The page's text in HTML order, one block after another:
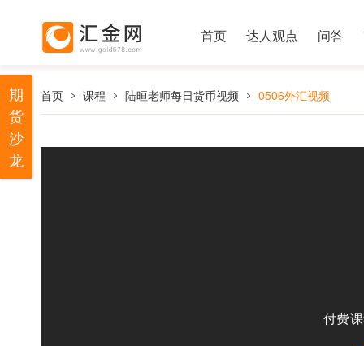
首页 达人观点 问答
首页 课程 陆晅老师每日货币视频 0506外汇视频
付费
期
货
沙
龙